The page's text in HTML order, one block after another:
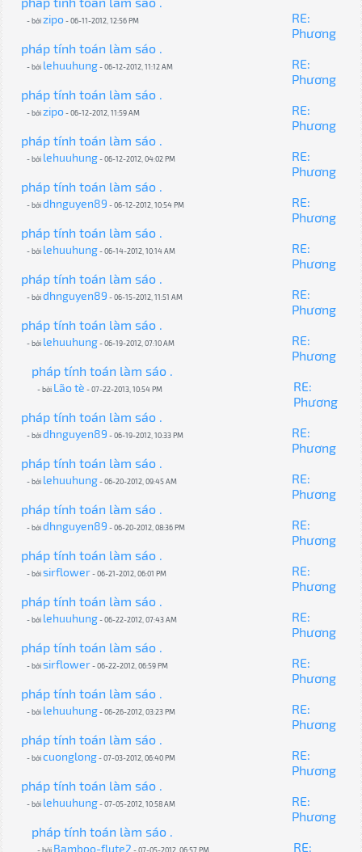
- bởizipo- 06-11-2012, 12:56 PM
RE:
Phương
pháp tính toán làm sáo .
- bởi lehuuhung- 06-12-2012, 11:12 AM
RE:
Phương
pháp tính toán làm sáo .
- bởizipo- 06-12-2012, 11:59 AM
RE:
Phương
pháp tính toán làm sáo .
- bởi lehuuhung- 06-12-2012, 04:02 PM
RE:
Phương
pháp tính toán làm sáo .
- bởidhnguyen89 - 06-12-2012, 10:54 PM
RE:
Phương
pháp tính toán làm sáo .
- bởi lehuuhung- 06-14-2012, 10:14 AM
RE:
Phương
pháp tính toán làm sáo .
- bởidhnguyen89 - 06-15-2012, 11:51 AM
RE:
Phương
pháp tính toán làm sáo .
- bởi lehuuhung- 06-19-2012, 07:10 AM
RE:
Phương
pháp tính toán làm sáo .
- bởi Lão tè - 07-22-2013, 10:54 PM
RE:
Phương
pháp tính toán làm sáo .
- bởidhnguyen89 - 06-19-2012, 10:33 PM
RE:
Phương
pháp tính toán làm sáo .
- bởi lehuuhung- 06-20-2012, 09:45 AM
RE:
Phương
pháp tính toán làm sáo .
- bởidhnguyen89 - 06-20-2012, 08:36 PM
RE:
Phương
pháp tính toán làm sáo .
- bởisirflower- 06-21-2012, 06:01 PM
RE:
Phương
pháp tính toán làm sáo .
- bởi lehuuhung- 06-22-2012, 07:43 AM
RE:
Phương
pháp tính toán làm sáo .
- bởisirflower- 06-22-2012, 06:59 PM
RE:
Phương
pháp tính toán làm sáo .
- bởi lehuuhung- 06-26-2012, 03:23 PM
RE:
Phương
pháp tính toán làm sáo .
- bởicuonglong- 07-03-2012, 06:40 PM
RE:
Phương
pháp tính toán làm sáo .
- bởi lehuuhung- 07-05-2012, 10:58 AM
RE:
Phương
pháp tính toán làm sáo .
Bamboo-flute2 RE: